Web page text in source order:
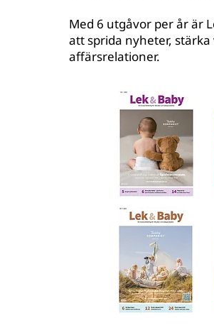
Med 6 utgåvor per år är
att sprida nyheter,
affärsrelationer.